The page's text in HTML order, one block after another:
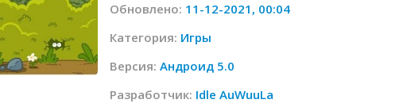
Обновлено: 11-12-2021, 00:04
Категория: Игры
Версия: Андроид 5.0
Разработчик: Idle AuWuuLa